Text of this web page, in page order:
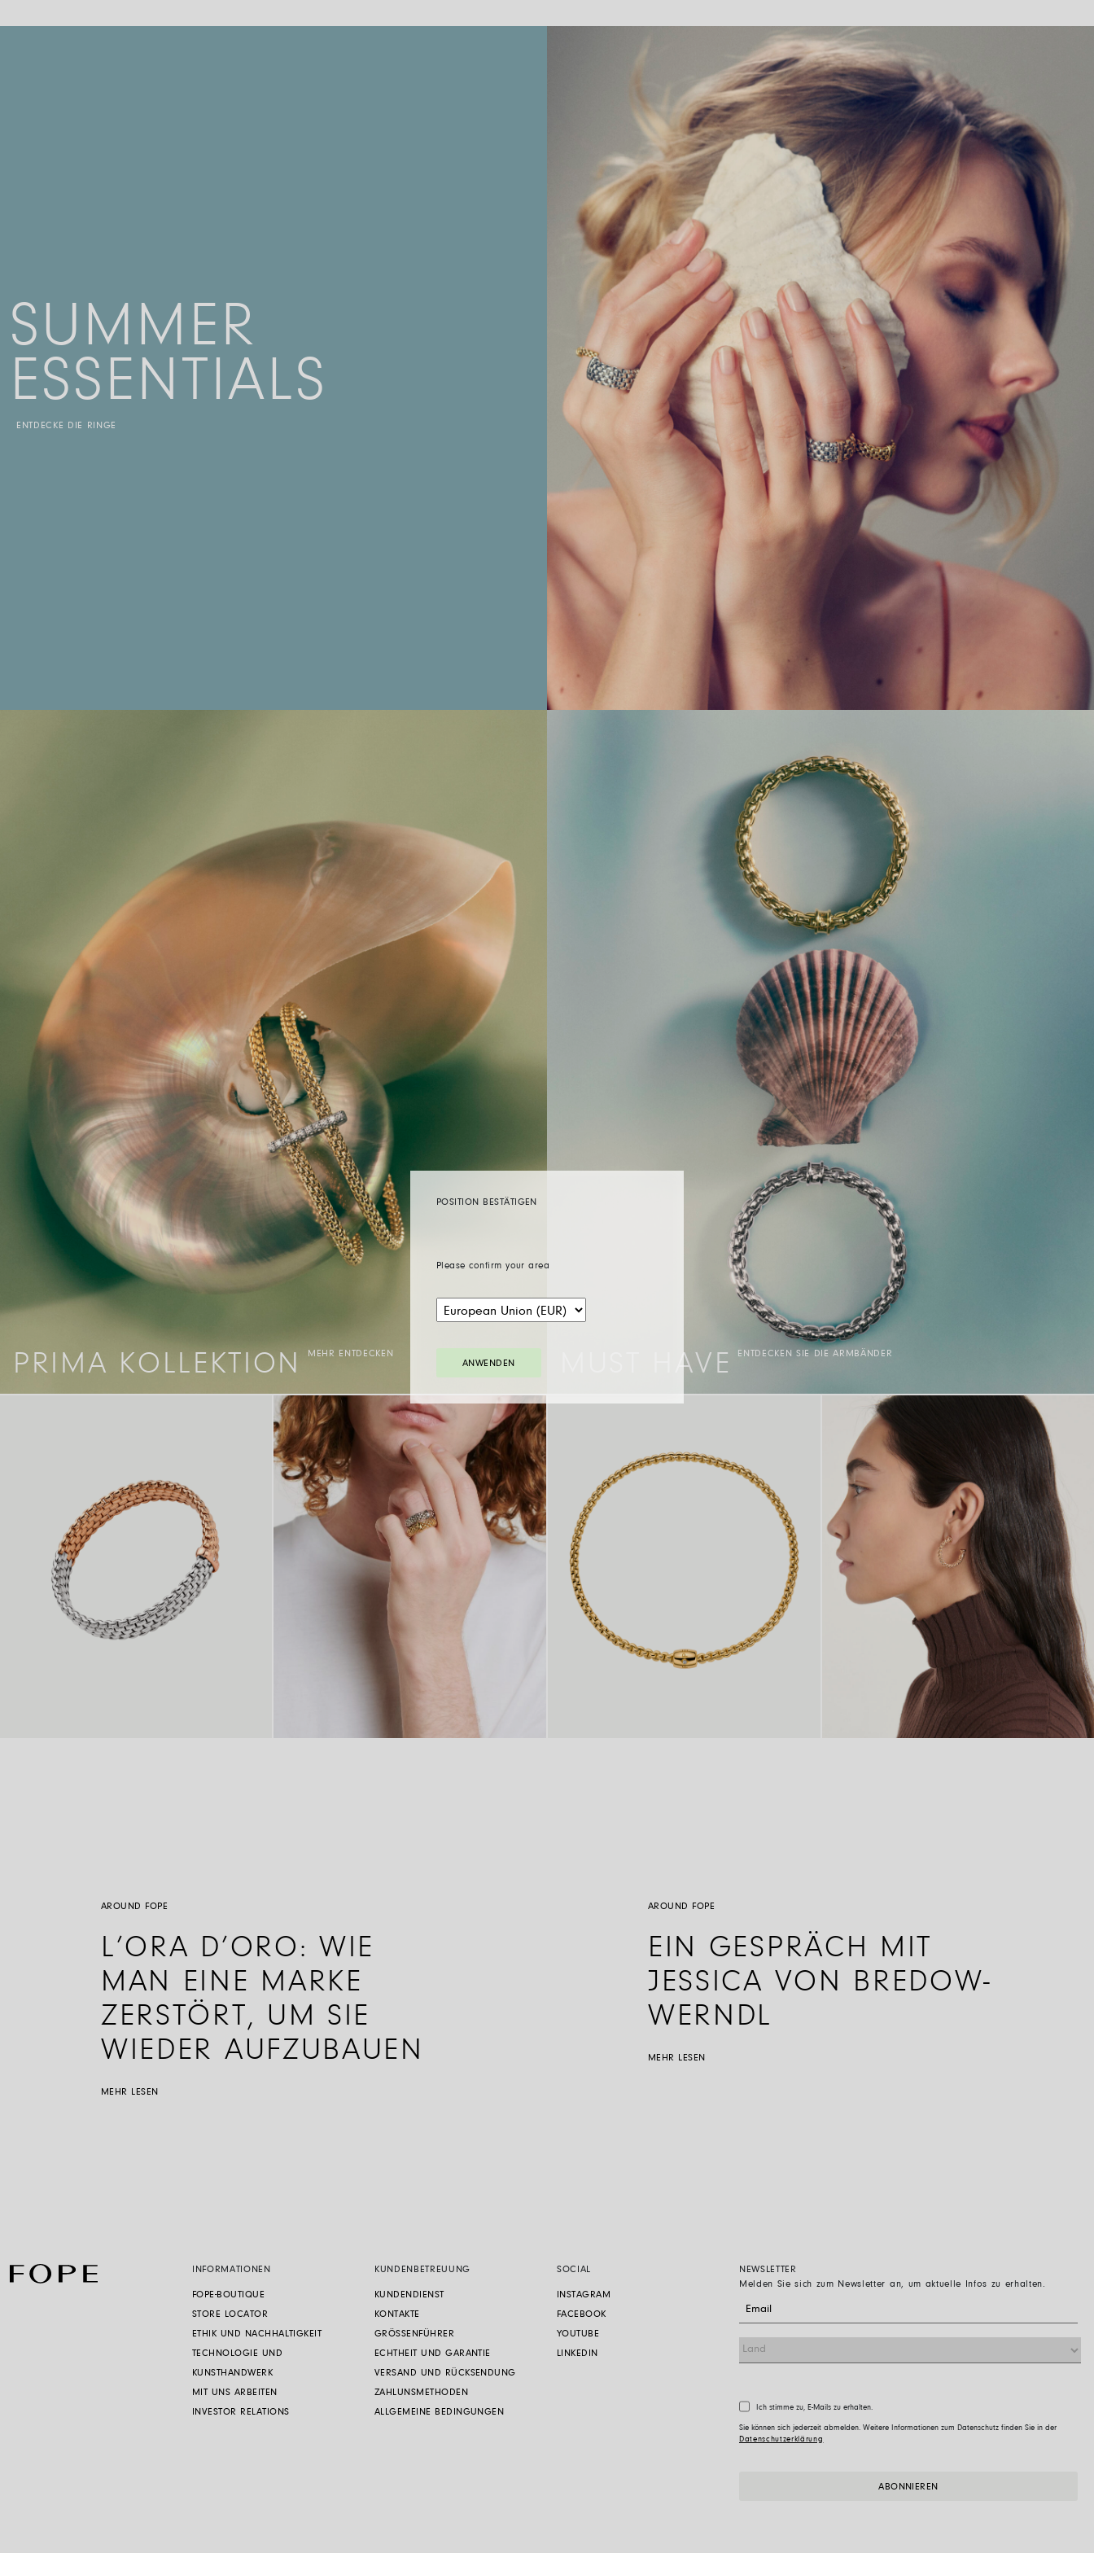
POSITION BESTÄTIGEN
Please confirm your area
ANWENDEN
SUMMER
ESSENTIALS
ENTDECKE DIE RINGE
PRIMA KOLLEKTION MEHR ENTDECKEN MUST HAVE ENTDECKEN SIE DIE ARMBÄNDER
AROUND FOPE
L’ORA D’ORO: WIE
MAN EINE MARKE
ZERSTÖRT, UM SIE
WIEDER AUFZUBAUEN
MEHR LESEN
AROUND FOPE
EIN GESPRÄCH MIT
JESSICA VON BREDOW-
WERNDL
MEHR LESEN
INFORMATIONEN
FOPE-BOUTIQUE
STORE LOCATOR
ETHIK UND NACHHALTIGKEIT
TECHNOLOGIE UND
KUNSTHANDWERK
MIT UNS ARBEITEN
INVESTOR RELATIONS
KUNDENBETREUUNG
KUNDENDIENST
KONTAKTE
GRÖSSENFÜHRER
ECHTHEIT UND GARANTIE
VERSAND UND RÜCKSENDUNG
ZAHLUNSMETHODEN
ALLGEMEINE BEDINGUNGEN
SOCIAL
INSTAGRAM
FACEBOOK
YOUTUBE
LINKEDIN
NEWSLETTER
Melden Sie sich zum Newsletter an, um aktuelle Infos zu erhalten.
Ich stimme zu, E-Mails zu erhalten.
Sie können sich jederzeit abmelden. Weitere Informationen zum Datenschutz finden Sie in der
Datenschutzerklärung